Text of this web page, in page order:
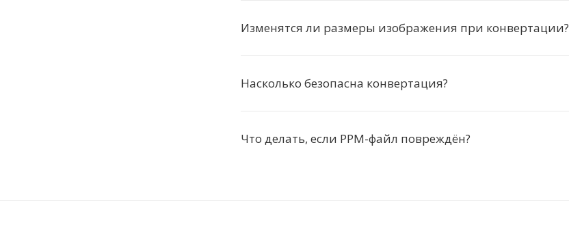
Изменятся ли размеры изображения при конвертации?
Насколько безопасна конвертация?
Что делать, если PPM-файл повреждён?